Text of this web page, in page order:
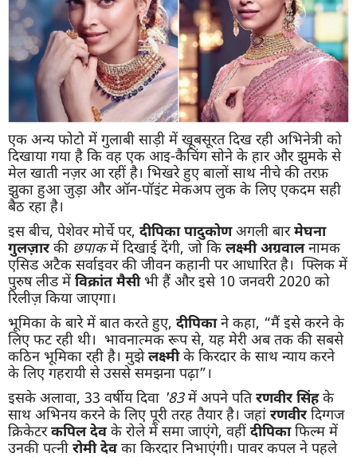
एक अन्य फोटो में गुलाबी साड़ी में खूबसूरत दिख रही अभिनेत्री को
दिखाया गया है कि वह एक आइ-कैचिंग सोने के हार और झुमके से
मेल खाती नज़र आ रहीं है। भिखरे हुए बालों साथ नीचे की तरफ़
झुका हुआ जुड़ा और ऑन-पॉइंट मेकअप लुक के लिए एकदम सही
बैठ रहा है।
इस बीच, पेशेवर मोर्चे पर, दीपिका पादुकोणअगली बारमेघना
गुलज़ारकी छपाकमें दिखाई देंगी, जो कि लक्ष्मी अग्रवालनामक
एसिड अटैक सर्वाइवर की जीवन कहानी पर आधारित है। फ्लिक में
पुरुष लीड में विक्रांत मैसीभी हैं और इसे 10 जनवरी 2020 को
रिलीज़ किया जाएगा।
भूमिका के बारे में बात करते हुए, दीपिकाने कहा, “मैं इसे करने के
लिए फट रही थी। भावनात्मक रूप से, यह मेरी अब तक की सबसे
कठिन भूमिका रही है। मुझेलक्ष्मीके किरदार के साथ न्याय करने
के लिए गहरायी से उससे समझना पढ़ा”।
इसके अलावा, 33 वर्षीय दिवा '83में अपने पतिरणवीर सिंहके
साथ अभिनय करने के लिए पूरी तरह तैयार है। जहां रणवीरदिग्गज
क्रिकेटरकपिल देवके रोले में समा जाएंगे, वहीं दीपिकाफिल्म में
उनकी पत्नी रोमी देवका किरदार निभाएंगी। पावर कपल ने पहले